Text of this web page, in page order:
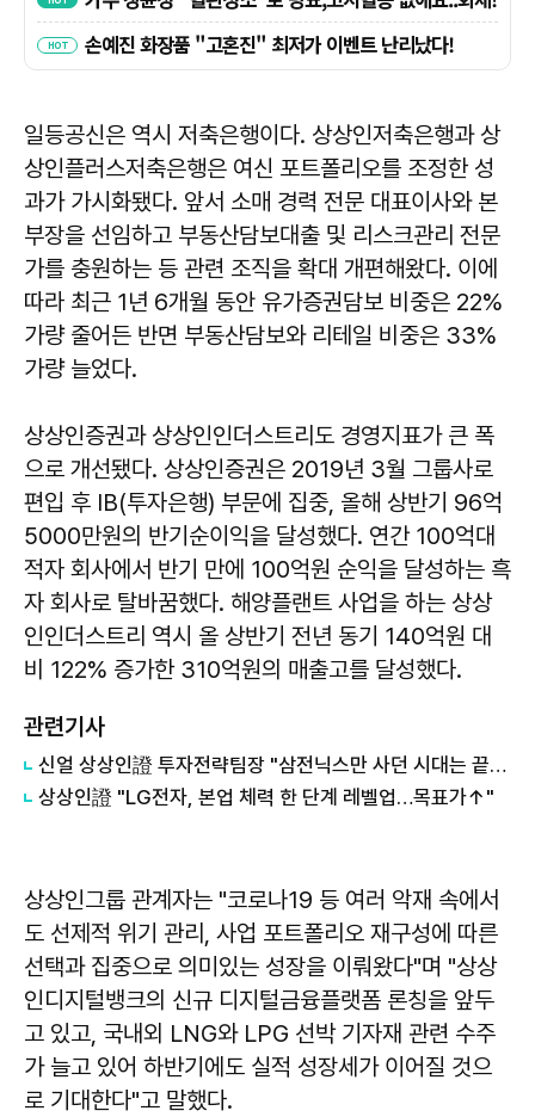
일등공신은 역시 저축은행이다. 상상인저축은행과 상
상인플러스저축은행은 여신 포트폴리오를 조정한 성
과가 가시화됐다. 앞서 소매 경력 전문 대표이사와 본
부장을 선임하고 부동산담보대출 및 리스크관리 전문
가를 충원하는 등 관련 조직을 확대 개편해왔다. 이에
따라 최근 1년 6개월 동안 유가증권담보 비중은 22%
가량 줄어든 반면 부동산담보와 리테일 비중은 33%
가량 늘었다.
상상인증권과 상상인인더스트리도 경영지표가 큰 폭
으로 개선됐다. 상상인증권은 2019년 3월 그룹사로
편입 후 IB(투자은행) 부문에 집중, 올해 상반기 96억
5000만원의 반기순이익을 달성했다. 연간 100억대
적자 회사에서 반기 만에 100억원 순익을 달성하는 흑
자 회사로 탈바꿈했다. 해양플랜트 사업을 하는 상상
인인더스트리 역시 올 상반기 전년 동기 140억원 대
비 122% 증가한 310억원의 매출고를 달성했다.
관련기사
신얼 상상인證 투자전략팀장 "삼전닉스만 사던 시대는 끝…파킹·초단기채로 눈길 돌릴 때"
상상인證 "LG전자, 본업 체력 한 단계 레벨업…목표가↑"
상상인그룹 관계자는 "코로나19 등 여러 악재 속에서
도 선제적 위기 관리, 사업 포트폴리오 재구성에 따른
선택과 집중으로 의미있는 성장을 이뤄왔다"며 "상상
인디지털뱅크의 신규 디지털금융플랫폼 론칭을 앞두
고 있고, 국내외 LNG와 LPG 선박 기자재 관련 수주
가 늘고 있어 하반기에도 실적 성장세가 이어질 것으
로 기대한다"고 말했다.